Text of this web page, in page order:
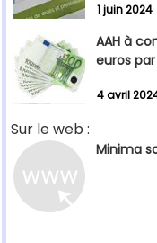
1 juin 2024
AAH à
euros
4 avril
Sur le web :
Minima